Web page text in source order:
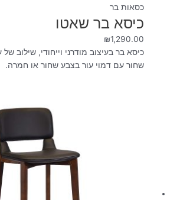
כסאות בר
כיסא בר שאטו
₪1,290.00
כיסא בר בעיצוב מודרני וייחודי, שילוב
שחור עם דמוי עור בצבע שחור או חמרה.